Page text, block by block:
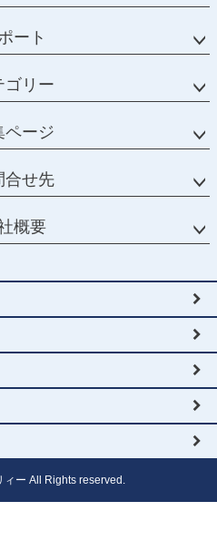
ート
ゴリー
ページ
合せ先
概要
ー All Rights reserved.